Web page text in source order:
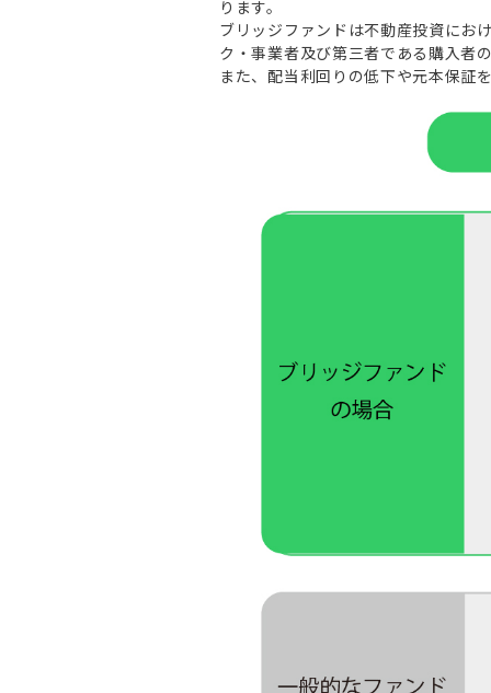
ります。
ブリッジファンドは不動産投資にお
ク・事業者及び第三者である購入者
また、配当利回りの低下や元本保証